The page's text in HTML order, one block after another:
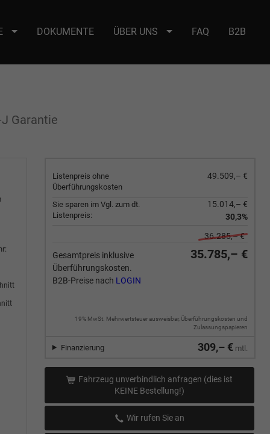
DOKUMENTE ÜBER UNS FAQ B2B
J Garantie
Listenpreis ohne
Überführungskosten
49.509,– €
Sie sparen im Vgl. zum dt.
Listenpreis:
15.014,– €
30,3%
36.285,– €
Gesamtpreis inklusive
Überführungskosten.
B2B-Preise nach LOGIN
35.785,– €
19% MwSt. Mehrwertsteuer ausweisbar, Überführungskosten und
Zulassungspapieren
309,– € mtl.
Finanzierung
Fahrzeug unverbindlich anfragen (dies ist
KEINE Bestellung!)
Wir rufen Sie an